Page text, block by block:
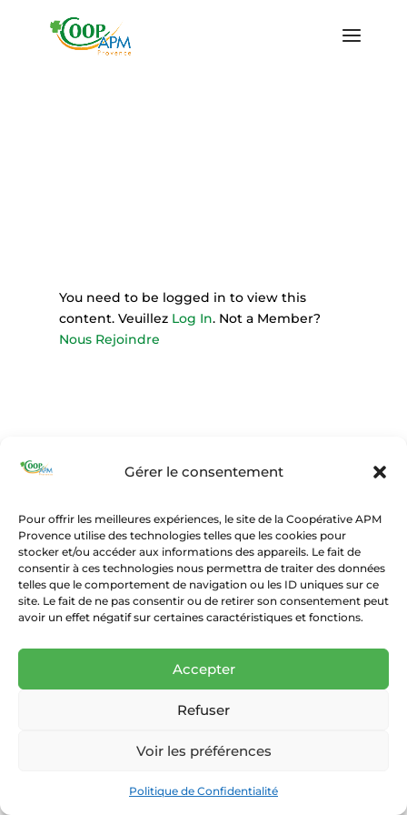
Gérer le consentement
Pour offrir les meilleures expériences, le site de la Coopérative APM
Provence utilise des technologies telles que les cookies pour
stocker et/ou accéder aux informations des appareils. Le fait de
consentir à ces technologies nous permettra de traiter des données
telles que le comportement de navigation ou les ID uniques sur ce
site. Le fait de ne pas consentir ou de retirer son consentement peut
avoir un effet négatif sur certaines caractéristiques et fonctions.
Accepter
Refuser
Voir les préférences
Politique de Confidentialité
You need to be logged in to view this
content. Veuillez Log In. Not a Member?
Nous Rejoindre